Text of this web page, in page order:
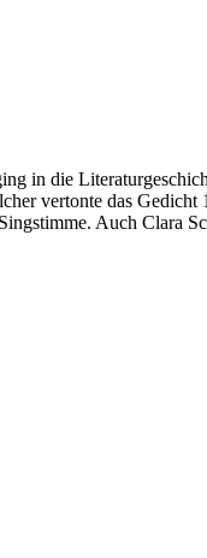
in die
vertonte das
Auch Clara